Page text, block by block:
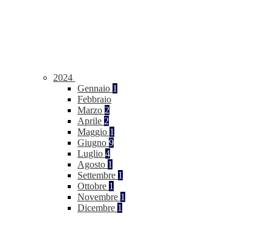
2024
Gennaio 1
Febbraio
Marzo 2
Aprile 2
Maggio 1
Giugno 9
Luglio 4
Agosto 1
Settembre 1
Ottobre 1
Novembre 1
Dicembre 1